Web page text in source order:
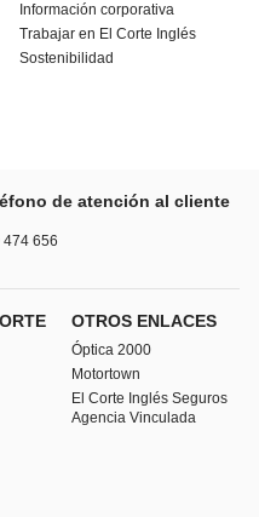
Información corporativa
Trabajar en El Corte Inglés
Sostenibilidad
de atención al cliente
474 656
OTROS ENLACES
Óptica 2000
Motortown
El Corte Inglés Seguros
Agencia Vinculada